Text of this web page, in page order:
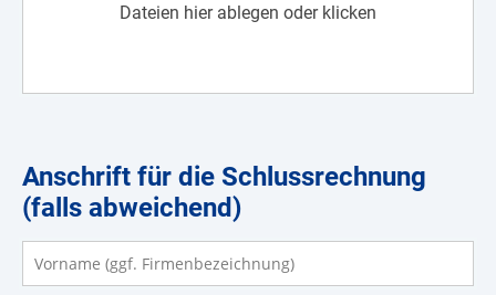
Dateien hier ablegen oder klicken
Anschrift für die Schlussrechnung
(falls abweichend)